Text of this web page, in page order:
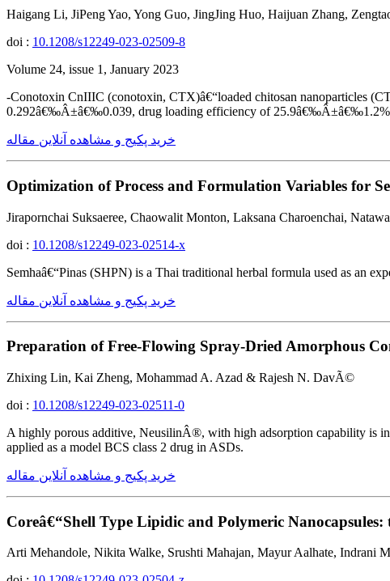
Haigang Li, JiPeng Yao, Yong Guo, JingJing Huo, Haijuan Zhang,
doi : 10.1208/s12249-023-02509-8
Volume 24, issue 1, January 2023
-Conotoxin CnIIIC (conotoxin, CTX)â€“loaded chitosan nanoparticles
0.292â€‰Â±â€‰0.039, drug loading efficiency of
خرید پکیج و مشاهده آنلاین مقاله
Optimization of Process and Formulation Variables for
Jirapornchai Suksaeree, Chaowalit Monton, Laksana Charoenchai,
doi : 10.1208/s12249-023-02514-x
Semhaâ€“Pinas (SHPN) is a Thai traditional herbal formula used as an
خرید پکیج و مشاهده آنلاین مقاله
Preparation of Free-Flowing Spray-Dried Amorphous
Zhixing Lin, Kai Zheng, Mohammad A. Azad & Rajesh N. DavÃ©
doi : 10.1208/s12249-023-02511-0
A highly porous additive, NeusilinÂ®, with high adsorption capability is
applied as a model BCS class 2 drug in ASDs.
خرید پکیج و مشاهده آنلاین مقاله
Coreâ€“Shell Type Lipidic and Polymeric
Arti Mehandole, Nikita Walke, Srushti Mahajan, Mayur Aalhate, Indrani